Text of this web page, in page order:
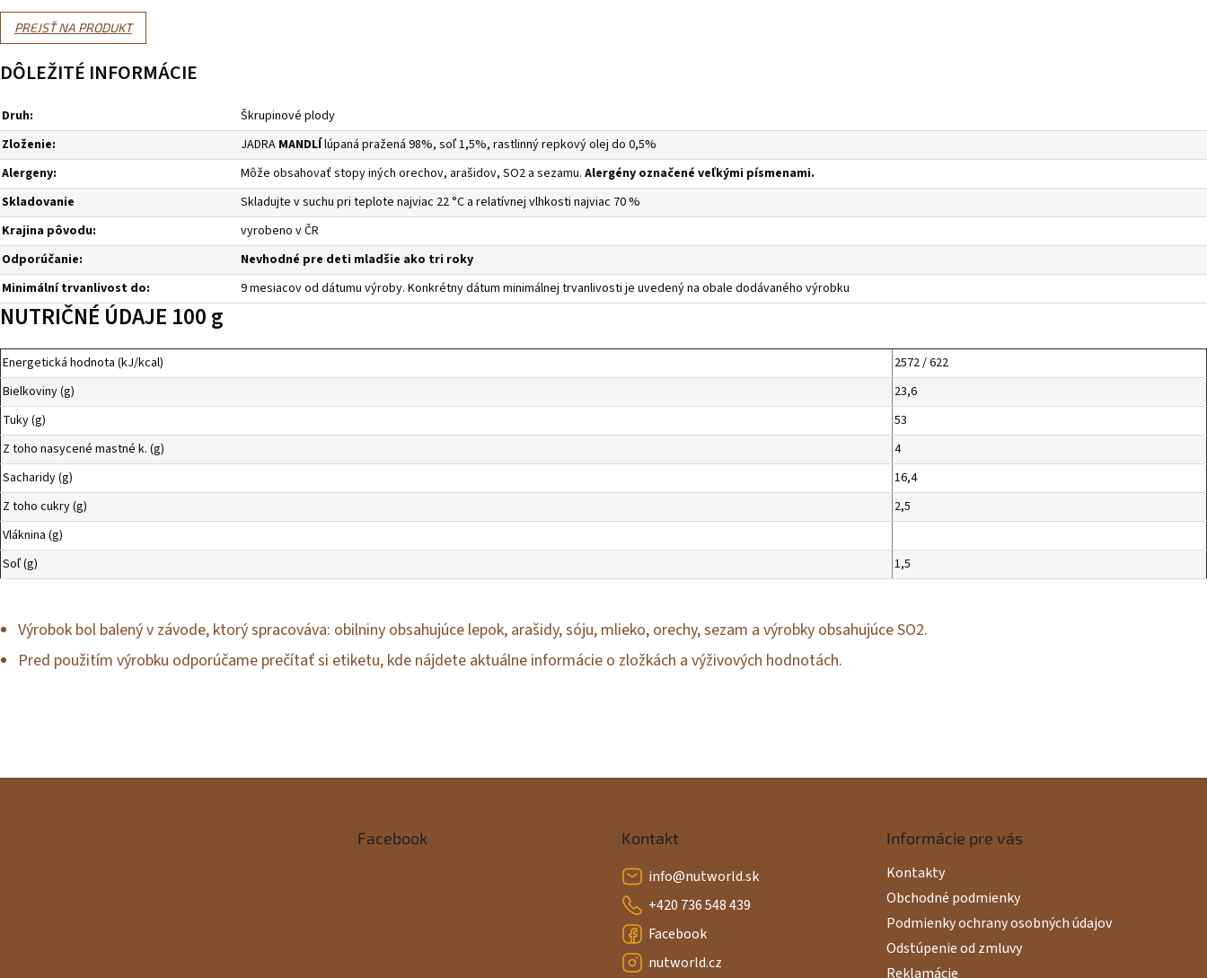
PREJSŤ NA PRODUKT
DÔLEŽITÉ INFORMÁCIE
Druh:
Škrupinové plody
Zloženie:
JADRA MANDLÍlúpaná pražená 98%, soľ 1,5%, rastlinný repkový olej do 0,5%
Alergeny:
Môže obsahovať stopy iných orechov, arašidov, SO2 a sezamu. Alergény označené veľkými písmenami.
Skladovanie
Skladujte v suchu pri teplote najviac 22 °C a relatívnej vlhkosti najviac 70 %
Krajina pôvodu:
vyrobeno v ČR
Odporúčanie:
Nevhodné pre deti mladšie ako tri roky
Minimální trvanlivost do:
9 mesiacov od dátumu výroby. Konkrétny dátum minimálnej trvanlivosti je uvedený na obale dodávaného výrobku
NUTRIČNÉ ÚDAJE 100 g
Energetická hodnota (kJ/kcal)
2572 / 622
Bielkoviny (g)
23,6
Tuky (g)
53
Z toho nasycené mastné k. (g)
4
Sacharidy (g)
16,4
Z toho cukry (g)
2,5
Vláknina (g)
Soľ (g)
1,5
Výrobok bol balený v závode, ktorý spracováva: obilniny obsahujúce lepok, arašidy, sóju, mlieko, orechy, sezam a výrobky obsahujúce SO2.
Pred použitím výrobku odporúčame prečítať si etiketu, kde nájdete aktuálne informácie o zložkách a výživových hodnotách.
Facebook
Kontakt
info@nutworld.sk
+420 736 548 439
Facebook
nutworld.cz
Informácie pre vás
Kontakty
Obchodné podmienky
Podmienky ochrany osobných údajov
Odstúpenie od zmluvy
Reklamácie